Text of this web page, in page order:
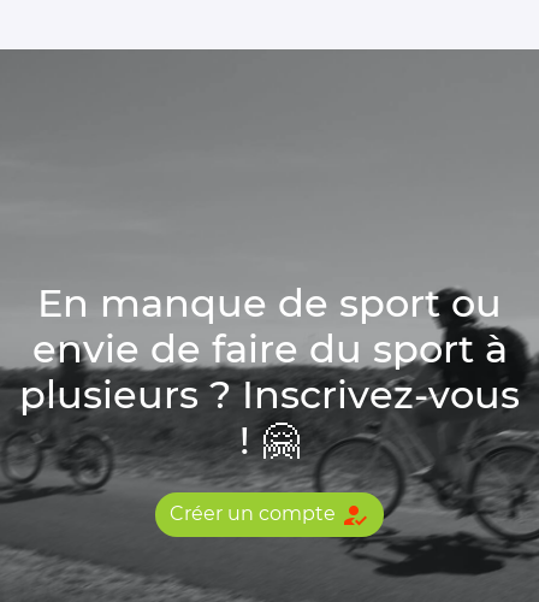
En manque de sport ou
envie de faire du sport à
plusieurs ? Inscrivez-vous
! 🤗
Créer un compte how_to_reg